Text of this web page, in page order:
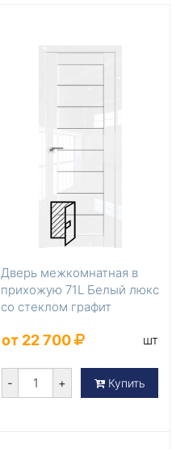
Дверь межкомнатная в
прихожую 71L Белый люкс
со стеклом графит
от 22 700 шт
- + Купить